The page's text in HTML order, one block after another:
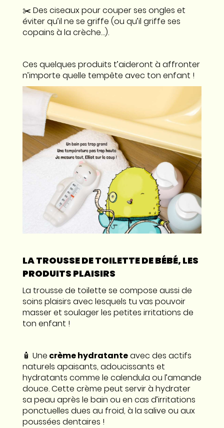
✂️ Des ciseaux pour couper ses ongles et
éviter qu’il ne se griffe (ou qu’il griffe ses
copains à la crèche…).
Ces quelques produits t’aideront à affronter
n’importe quelle tempête avec ton enfant !
LA TROUSSE DE TOILETTE DE BÉBÉ, LES
PRODUITS PLAISIRS
La trousse de toilette se compose aussi de
soins plaisirs avec lesquels tu vas pouvoir
masser et soulager les petites irritations de
ton enfant !
🧴 Une crème hydratanteavec des actifs
naturels apaisants, adoucissants et
hydratants comme le calendula ou l’amande
douce. Cette crème peut servir à hydrater
sa peau après le bain ou en cas d’irritations
ponctuelles dues au froid, à la salive ou aux
poussées dentaires !